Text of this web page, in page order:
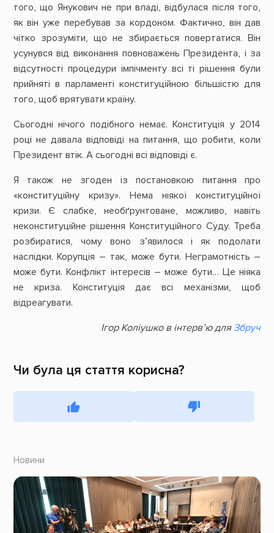
того, що Янукович не при владі, відбулася після того,
як він уже перебував за кордоном. Фактично, він дав
чітко зрозуміти, що не збирається повертатися. Він
усунувся від виконання повноважень Президента, і за
відсутності процедури імпічменту всі ті рішення були
прийняті в парламенті конституційною більшістю для
того, щоб врятувати країну.
Сьогодні нічого подібного немає. Конституція у 2014
році не давала відповіді на питання, що робити, коли
Президент втік. А сьогодні всі відповіді є.
Я також не згоден із постановкою питання про
«конституційну кризу». Нема ніякої конституційної
кризи. Є слабке, необґрунтоване, можливо, навіть
неконституційне рішення Конституційного Суду. Треба
розбиратися, чому воно з’явилося і як подолати
наслідки. Корупція – так, може бути. Неграмотність –
може бути. Конфлікт інтересів – може бути… Це ніяка
не криза. Конституція дає всі механізми, щоб
відреагувати.
Ігор Коліушко в інтерв’ю для Збруч
Чи була ця стаття корисна?
Новини